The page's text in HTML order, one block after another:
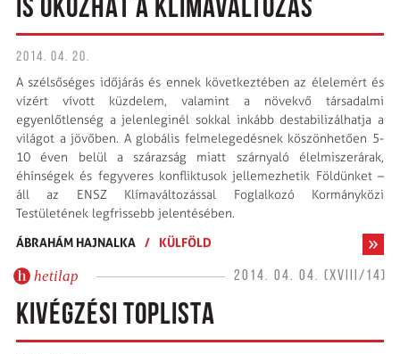
IS OKOZHAT A KLÍMAVÁLTOZÁS
2014. 04. 20.
A szélsőséges időjárás és ennek következtében az élelemért és
vízért vívott küzdelem, valamint a növekvő társadalmi
egyenlőtlenség a jelen­leginél sokkal inkább destabilizálhatja a
világot a jövőben. A globális felmelegedésnek köszönhetően 5-
10 éven belül a szárazság miatt szárnyaló élelmiszerárak,
éhínségek és fegyveres konfliktusok jellemezhetik Földünket –
áll az ENSZ Klímaváltozással Foglalkozó Kormányközi
Testületének legfrissebb jelentésében.
ÁBRAHÁM HAJNALKA / KÜLFÖLD
hetilap 2014. 04. 04. (XVIII/14)
KIVÉGZÉSI TOPLISTA